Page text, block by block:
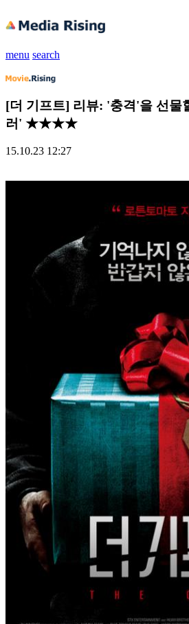
menu search
[더 기프트] 리뷰: '충격'을 선물
러' ★★★★
15.10.23 12:27